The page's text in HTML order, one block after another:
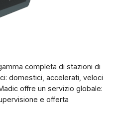
completa di stazioni di
domestici, accelerati, veloci
offre un servizio globale:
e offerta